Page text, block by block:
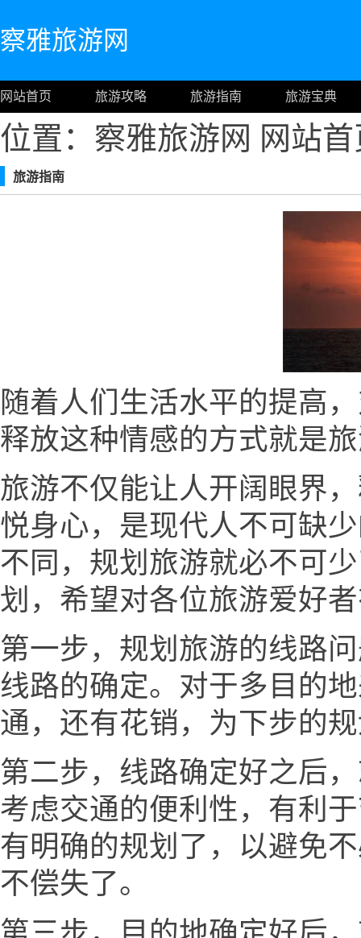
察雅旅游网
网站首页 旅游攻略 旅游指南 旅游宝典
位置：察雅旅游网 网站
旅游指南
随着人们生活水平的提高
释放这种情感的方式就是
旅游不仅能让人开阔眼界
悦身心，是现代人不可缺
不同，规划旅游就必不可
划，希望对各位旅游爱好
第一步，规划旅游的线路
线路的确定。对于多目的
通，还有花销，为下步的
第二步，线路确定好之后
考虑交通的便利性，有利
有明确的规划了，以避免
不偿失了。